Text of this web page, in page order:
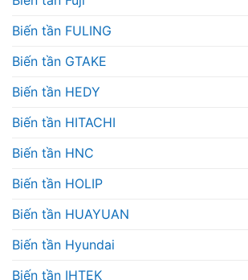
Biến tần FULING
Biến tần GTAKE
Biến tần HEDY
Biến tần HITACHI
Biến tần HNC
Biến tần HOLIP
Biến tần HUAYUAN
Biến tần Hyundai
Biến tần IHTEK